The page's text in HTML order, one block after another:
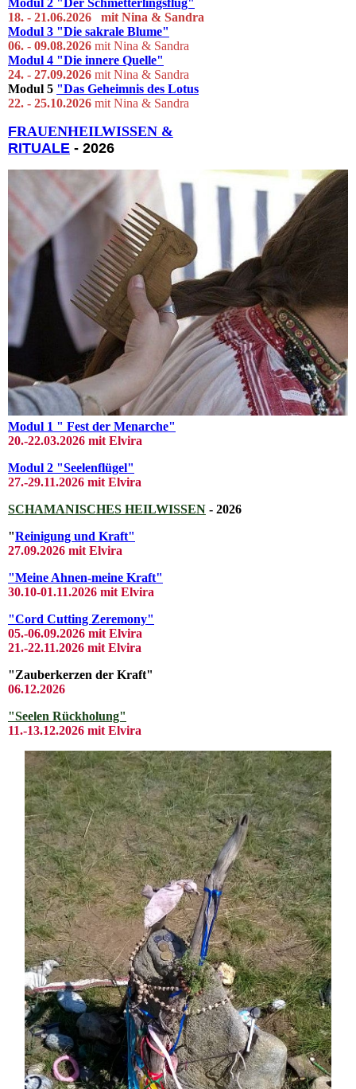
Modul 2 "Der Schmetterlingsflug"
18. - 21.06.2026 mit Nina & Sandra
Modul 3 "Die sakrale Blume"
06. - 09.08.2026 mit Nina & Sandra
Modul 4 "Die innere Quelle"
24. - 27.09.2026 mit Nina & Sandra
Modul 5 "Das Geheimnis des Lotus
22. - 25.10.2026 mit Nina & Sandra
FRAUENHEILWISSEN &
RITUALE - 2026
Modul 1 " Fest der Menarche"
20.-22.03.2026 mit Elvira
Modul 2 "Seelenflügel"
27.-29.11.2026 mit Elvira
SCHAMANISCHES HEILWISSEN - 2026
"Reinigung und Kraft"
27.09.2026 mit Elvira
"Meine Ahnen-meine Kraft"
30.10-01.11.2026 mit Elvira
"Cord Cutting Zeremony"
05.-06.09.2026 mit Elvira
21.-22.11.2026 mit Elvira
"Zauberkerzen der Kraft"
06.12.2026
"Seelen Rückholung"
11.-13.12.2026 mit Elvira